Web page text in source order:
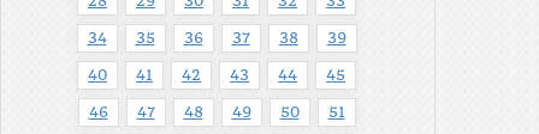
34 35 36 37 38 39
40 41 42 43 44 45
46 47 48 49 50 51